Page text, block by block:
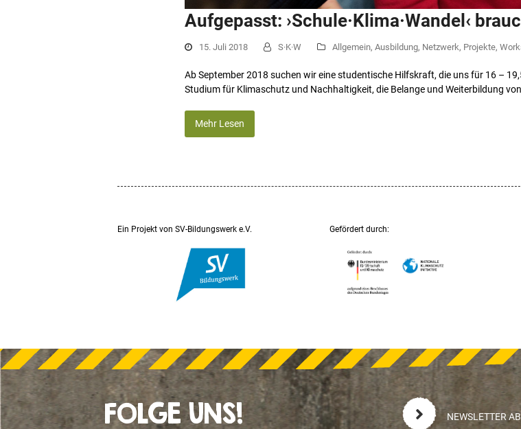
Aufgepasst: ›Schule·Klima·Wandel‹
15. Juli 2018 S·K·W Allgemein, Ausbildung, Netzwerk, Projekte,
Ab September 2018 suchen wir eine studentische Hilfskraft, die uns für 16 –
Studium für Klimaschutz und Nachhaltigkeit, die Belange und Weiterbildung
Mehr Lesen
Ein Projekt von SV-Bildungswerk e.V. Gefördert durch:
FOLGE UNS! NEWSLETTER